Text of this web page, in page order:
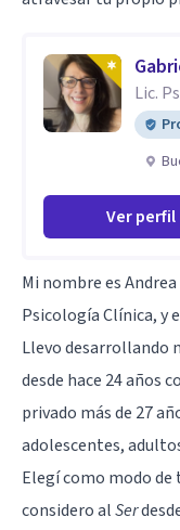
Lic.
Ver perfil
Mi nombre es Andrea
Psicología Clínica, y
Llevo desarrollando
desde hace 24 años
privado más de 27
adolescentes,
Elegí como modo
considero alSer